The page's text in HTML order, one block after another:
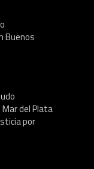
Buenos
del Plata
por